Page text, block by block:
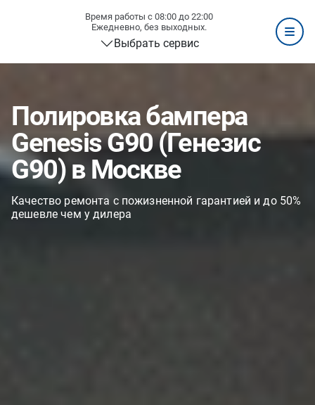
Время работы с 08:00 до 22:00
Ежедневно, без выходных.
Выбрать сервис
Полировка бампера
Genesis G90 (Генезис
G90) в Москве
Качество ремонта с пожизненной гарантией и до 50%
дешевле чем у дилера